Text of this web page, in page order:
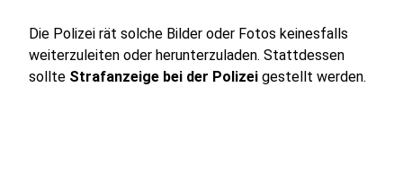
Die Polizei rät solche Bilder oder Fotos keinesfalls
weiterzuleiten oder herunterzuladen. Stattdessen
sollte Strafanzeige bei der Polizei gestellt werden.